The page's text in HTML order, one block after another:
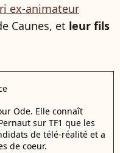
ex-animateur
Caunes, et leur fils
Ode. Elle connaît
sur TF1 que les
de télé-réalité et a
de coeur.